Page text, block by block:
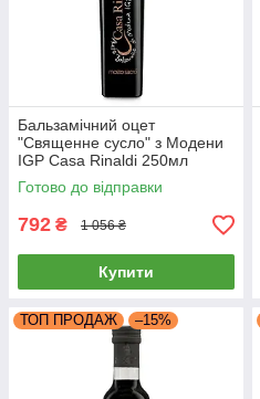
Бальзамічний оцет
"Священне сусло" з Модени
IGP Casa Rinaldi 250мл
Готово до відправки
792 ₴ 1 056 ₴
Купити
ТОП ПРОДАЖ –15%